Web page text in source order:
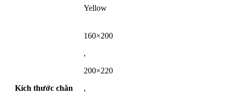
Yellow
Kích thước chăn
160×200
,
200×220
,